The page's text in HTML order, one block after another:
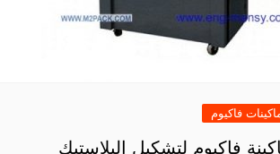
فاكيوم
فاكيوم لتشكيل البلاستيك